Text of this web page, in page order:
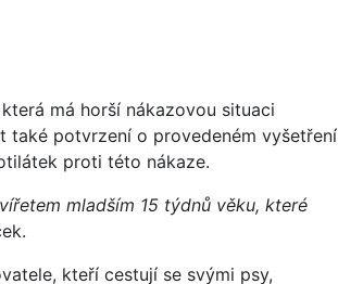
má horší nákazovou situaci
také potvrzení o provedeném vyšetření
proti této nákaze.
mladším 15 týdnů věku, které
kteří cestují se svými psy,